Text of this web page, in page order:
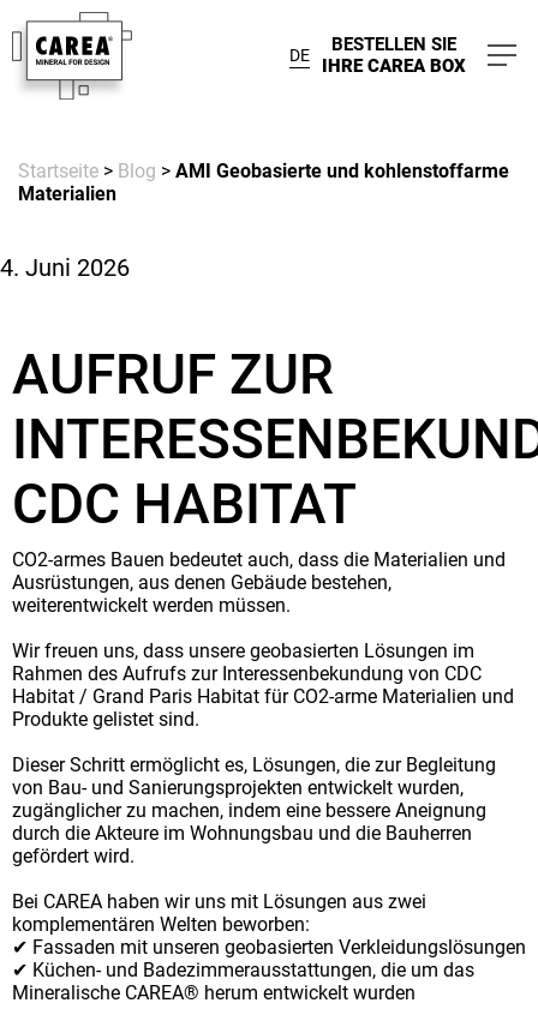
DE
BESTELLEN SIE
IHRE CAREA BOX
Startseite > Blog > AMI Geobasierte und kohlenstoffarme
Materialien
4. Juni 2026
AUFRUF ZUR
CDC HABITAT
CO2-armes Bauen bedeutet auch, dass die Materialien und
Ausrüstungen, aus denen Gebäude bestehen,
weiterentwickelt werden müssen.
Wir freuen uns, dass unsere geobasierten Lösungen im
Rahmen des Aufrufs zur Interessenbekundung von CDC
Habitat / Grand Paris Habitat für CO2-arme Materialien und
Produkte gelistet sind.
Dieser Schritt ermöglicht es, Lösungen, die zur Begleitung
von Bau- und Sanierungsprojekten entwickelt wurden,
zugänglicher zu machen, indem eine bessere Aneignung
durch die Akteure im Wohnungsbau und die Bauherren
gefördert wird.
Bei CAREA haben wir uns mit Lösungen aus zwei
komplementären Welten beworben:
✔ Fassaden mit unseren geobasierten Verkleidungslösungen
✔ Küchen- und Badezimmerausstattungen, die um das
Mineralische CAREA® herum entwickelt wurden